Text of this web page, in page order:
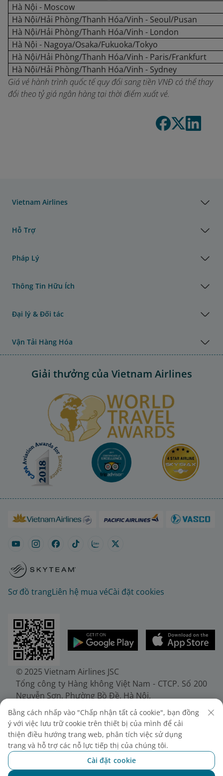
Hà Nội - Moscow
Hà Nội/Hải Phòng/Thanh Hóa/Vinh - Seoul/Pusan
Hà Nội/Hải Phòng/Thanh Hóa/Vinh - London
Hà Nội - Nagoya/Osaka/Fukuoka/Tokyo
Hà Nội/Hải Phòng/Thanh Hóa/Vinh - Paris/Frankfurt
Hà Nội/Hải Phòng/Thanh Hóa/Vinh - Sydney
Giá vé hành trình quốc tế quy đổi sang tiền VNĐ có thể thay
đổi theo tỷ giá ngân hàng tại thời điểm xuất vé.
Vietnam Airlines
Hỗ Trợ
Pháp Lý
Thông Tin Hữu Ích
Đại lý & Đối tác
Vận Tải Hàng Hóa
Giải thưởng của Vietnam Airlines
Sơ đồ trangLiên hệ mua véCài đặt cookies
© 2025 Vietnam Airlines JSC
Tổng công ty Hàng không Việt Nam - CTCP. Số 200
Nguyễn Sơn, Phường Bồ Đề, Hà Nội.
Điện thoại: (+84-24) 38272289. Fax: (+84-24)
38722375
Giấy chứng nhận đăng ký doanh nghiệp, mã số
doanh nghiệp 0100107518, đăng ký lần đầu ngày
30/6/2010, đăng ký thay đổi lần thứ 10 ngày
24/7/2025, cấp bởi Sở Tài chính Thành phố Hà Nội.
Bằng cách nhấp vào "Chấp nhận tất cả cookie", bạn đồng
ý với việc lưu trữ cookie trên thiết bị của mình để cải
thiện điều hướng trang web, phân tích việc sử dụng
trang và hỗ trợ các nỗ lực tiếp thị của chúng tôi.
Cài đặt cookie